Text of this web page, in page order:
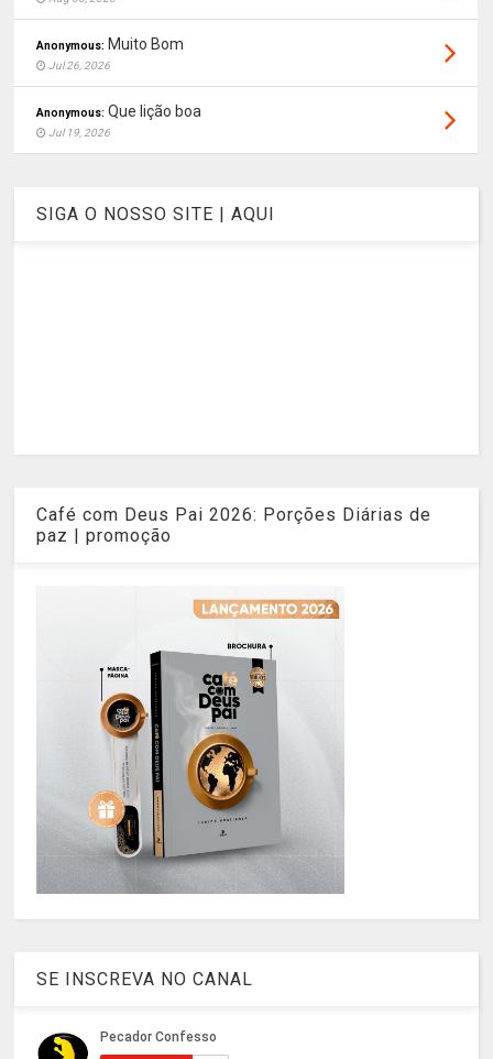
Anonymous: Muito Bom
Jul 26, 2026
Anonymous: Que lição boa
Jul 19, 2026
SIGA O NOSSO SITE | AQUI
Café com Deus Pai 2026: Porções Diárias de
paz | promoção
SE INSCREVA NO CANAL